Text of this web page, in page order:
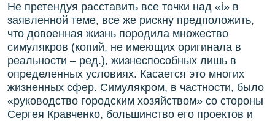
Не претендуя расставить все точки над «і» в
заявленной теме, все же рискну предположить,
что довоенная жизнь породила множество
симулякров (копий, не имеющих оригинала в
реальности – ред.), жизнеспособных лишь в
определенных условиях. Касается это многих
жизненных сфер. Симулякром, в частности, было
«руководство городским хозяйством» со стороны
Сергея Кравченко, большинство его проектов и